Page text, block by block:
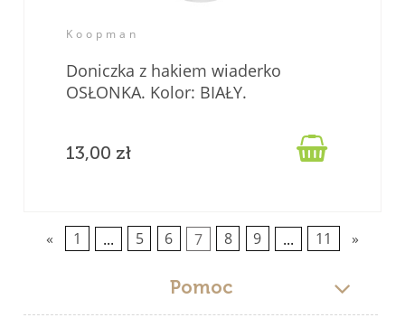
Koopman
Doniczka z hakiem wiaderko
OSŁONKA. Kolor: BIAŁY.
13,00 zł 
« 1 ... 5 6 7 8 9 ... 11 »
Pomoc